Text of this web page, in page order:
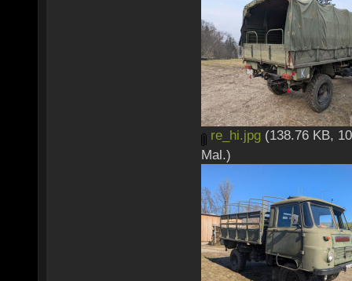
re_hi.jpg (138.76 KB,
Mal.)